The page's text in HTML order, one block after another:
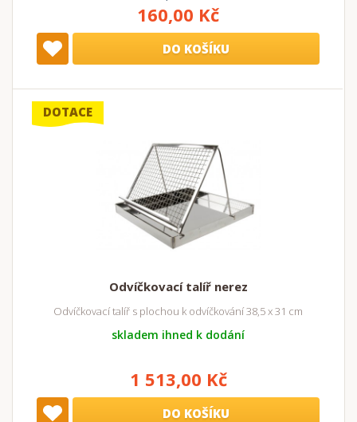
160,00 Kč
DO KOŠÍKU
DOTACE
Odvíčkovací talíř nerez
Odvíčkovací talíř s plochou k odvíčkování 38,5 x 31 cm
skladem ihned k dodání
1 513,00 Kč
DO KOŠÍKU